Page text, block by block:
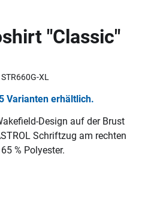
"Classic"
XL
Varianten erhältlich.
Design auf der Brust
Schriftzug am rechten
% Polyester.